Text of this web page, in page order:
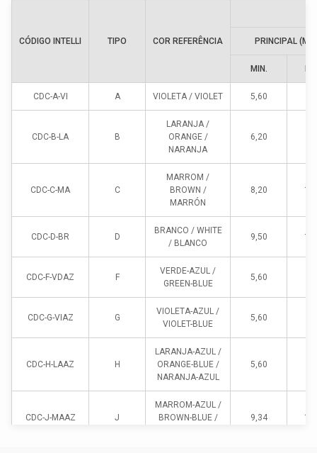
CÓDIGO INTELLI TIPO COR REFERÊNCIA PRINCIPAL
MIN.
CDC-A-VI A VIOLETA / VIOLET 5,60
CDC-B-LA B
LARANJA /
ORANGE /
NARANJA
6,20
CDC-C-MA C
MARROM /
BROWN /
MARRÓN
8,20
CDC-D-BR D
BRANCO / WHITE
/ BLANCO
9,50
CDC-F-VDAZ F
VERDE-AZUL /
GREEN-BLUE
5,60
CDC-G-VIAZ G
VIOLETA-AZUL /
VIOLET-BLUE
5,60
CDC-H-LAAZ H
LARANJA-AZUL /
ORANGE-BLUE /
NARANJA-AZUL
5,60
CDC-J-MAAZ J
MARROM-AZUL /
BROWN-BLUE /
9,34